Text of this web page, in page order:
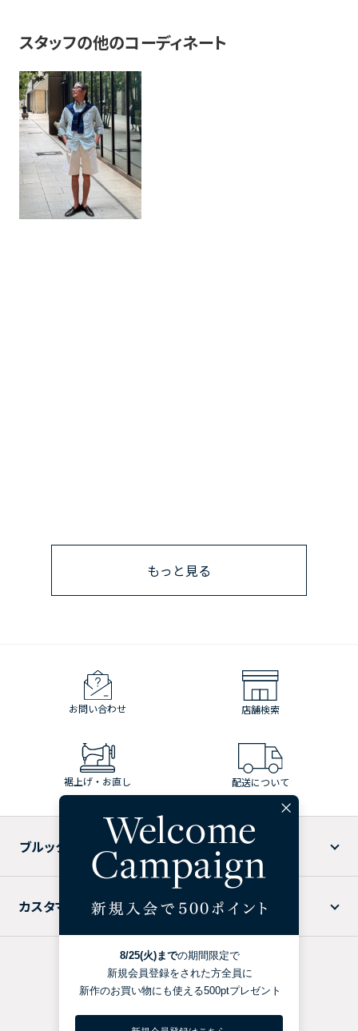
スタッフの他のコーディネート
もっと見る
お問い合わせ 店舗検索
裾上げ・お直し 配送について
ブルックス ブラザーズについて
カスタマーサービス
特定商取引法に基づく表記